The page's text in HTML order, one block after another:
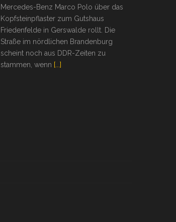
Mercedes-Benz Marco Polo über das
Kopfsteinpflaster zum Gutshaus
Friedenfelde in Gerswalde rollt. Die
Straße im nördlichen Brandenburg
scheint noch aus DDR-Zeiten zu
stammen, wenn [...]